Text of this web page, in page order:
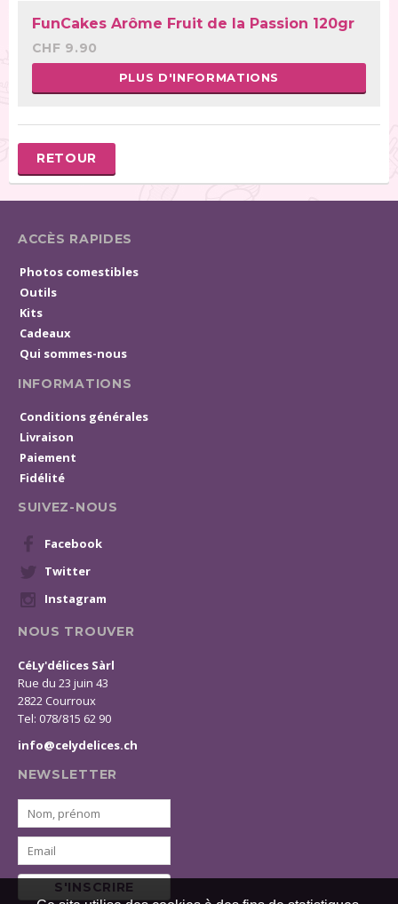
FunCakes Arôme Fruit de la Passion 120gr
CHF 9.90
PLUS D'INFORMATIONS
RETOUR
ACCÈS RAPIDES
Photos comestibles
Outils
Kits
Cadeaux
Qui sommes-nous
INFORMATIONS
Conditions générales
Livraison
Paiement
Fidélité
SUIVEZ-NOUS
Facebook
Twitter
Instagram
NOUS TROUVER
CéLy'délices Sàrl
Rue du 23 juin 43
2822 Courroux
Tel: 078/815 62 90
info@celydelices.ch
NEWSLETTER
S'INSCRIRE